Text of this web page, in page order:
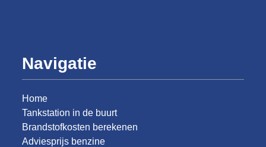
Navigatie
Home
Tankstation in de buurt
Brandstofkosten berekenen
Adviesprijs benzine